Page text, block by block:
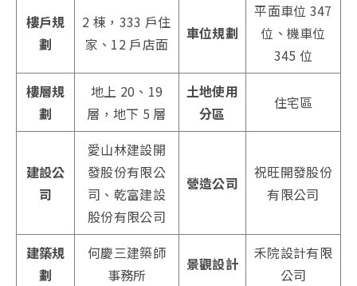
樓戶規
劃
2 棟，333 戶住
家、12 戶店面
車位規劃
平面車位 347
位、機車位
345 位
樓層規
劃
地上 20、19
層，地下 5 層
土地使用
分區
住宅區
建設公
司
愛山林建設開
發股份有限公
司、乾富建設
股份有限公司
營造公司
祝旺開發股份
有限公司
建築規
劃
何慶三建築師
事務所
景觀設計
禾院設計有限
公司